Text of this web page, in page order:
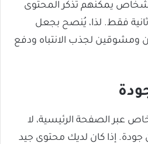
يمكنهم تذكر المحتوى
بعد مشاهدته لمدة 0.25 ثانية فقط. لذا، يُنصح بجعل
لجذب الانتباه ودفع
عبر الصفحة الرئيسية، لا
إذا كان لديك محتوى جيد